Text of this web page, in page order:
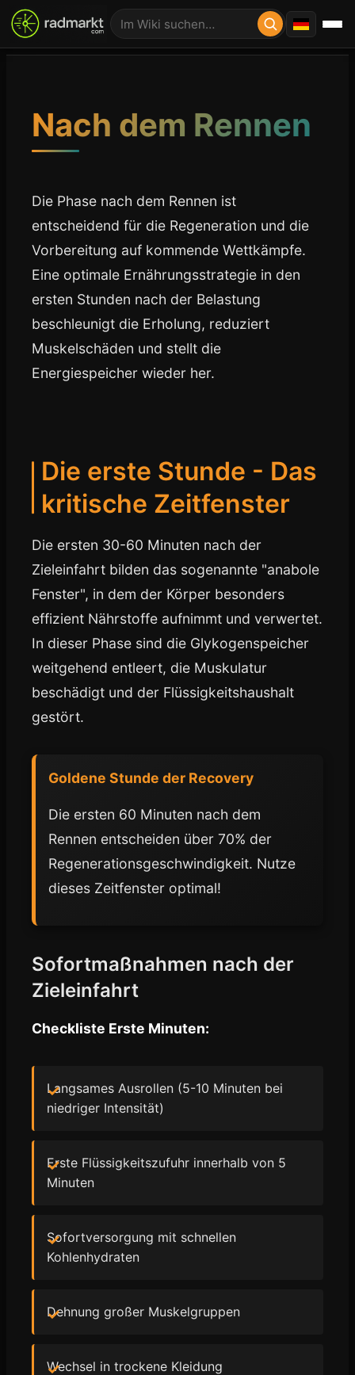
Nach dem Rennen
Die Phase nach dem Rennen ist
entscheidend für die Regeneration und die
Vorbereitung auf kommende Wettkämpfe.
Eine optimale Ernährungsstrategie in den
ersten Stunden nach der Belastung
beschleunigt die Erholung, reduziert
Muskelschäden und stellt die
Energiespeicher wieder her.
Die erste Stunde - Das
kritische Zeitfenster
Die ersten 30-60 Minuten nach der
Zieleinfahrt bilden das sogenannte "anabole
Fenster", in dem der Körper besonders
effizient Nährstoffe aufnimmt und verwertet.
In dieser Phase sind die Glykogenspeicher
weitgehend entleert, die Muskulatur
beschädigt und der Flüssigkeitshaushalt
gestört.
Goldene Stunde der Recovery
Die ersten 60 Minuten nach dem
Rennen entscheiden über 70% der
Regenerationsgeschwindigkeit. Nutze
dieses Zeitfenster optimal!
Sofortmaßnahmen nach der
Zieleinfahrt
Checkliste Erste Minuten:
Langsames Ausrollen (5-10 Minuten bei
niedriger Intensität)
Erste Flüssigkeitszufuhr innerhalb von 5
Minuten
Sofortversorgung mit schnellen
Kohlenhydraten
Dehnung großer Muskelgruppen
Wechsel in trockene Kleidung